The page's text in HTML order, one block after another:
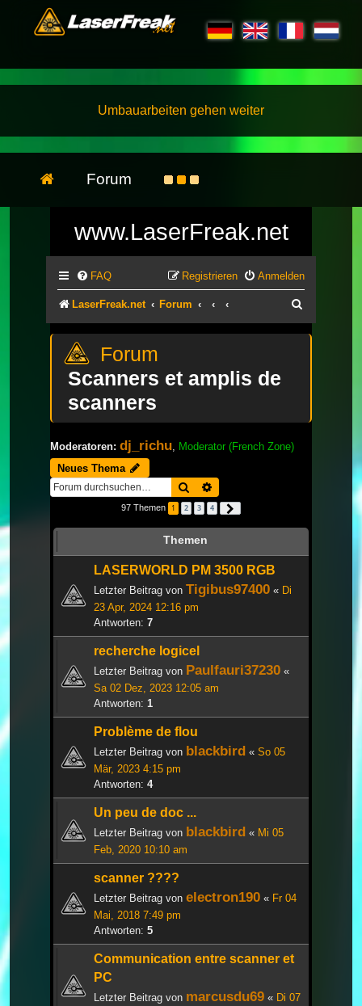
Umbauarbeiten gehen weiter
Forum
www.LaserFreak.net
FAQ Anmelden
Registrieren
LaserFreak.net Forum
Scanners et amplis de
scanners
Moderatoren: dj_richu Moderator (French Zone)
Neues Thema
Suche
97 Themen 1 2 3 4
Themen
LASERWORLD PM 3500 RGB
Letzter Beitrag von Tigibus97400 « Di
23 Apr, 2024 12:16 pm
Antworten: 7
recherche logicel
Letzter Beitrag von Paulfauri37230 «
Sa 02 Dez, 2023 12:05 am
Antworten: 1
Problème de flou
Letzter Beitrag von blackbird « So 05
Mär, 2023 4:15 pm
Antworten: 4
Un peu de doc ...
Letzter Beitrag von blackbird « Mi 05
Feb, 2020 10:10 am
scanner ????
Letzter Beitrag von electron190 « Fr 04
Mai, 2018 7:49 pm
Antworten: 5
Communication entre scanner et
PC
Letzter Beitrag von marcusdu69 « Di 07